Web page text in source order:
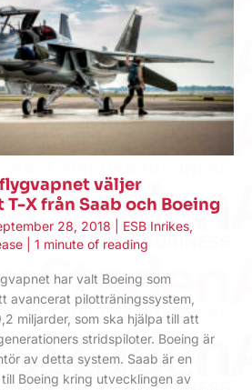
väljer
X från Saab och Boeing
28, 2018 ESB Inrikes,
1 minute of reading
har valt Boeing som
avancerat pilotträningssystem,
miljarder, som ska hjälpa till att
stridspiloter. Boeing är
av detta system. Saab är en
Boeing kring utvecklingen av